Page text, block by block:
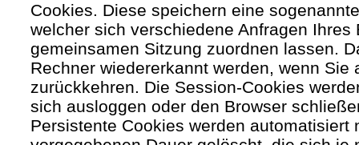
Cookies. Diese speichern eine
welcher sich verschiedene Anfragen Ihres
gemeinsamen Sitzung zuordnen lassen.
Rechner wiedererkannt werden, wenn Sie
zurückkehren. Die Session-Cookies
sich ausloggen oder den Browser
Persistente Cookies werden automatisiert